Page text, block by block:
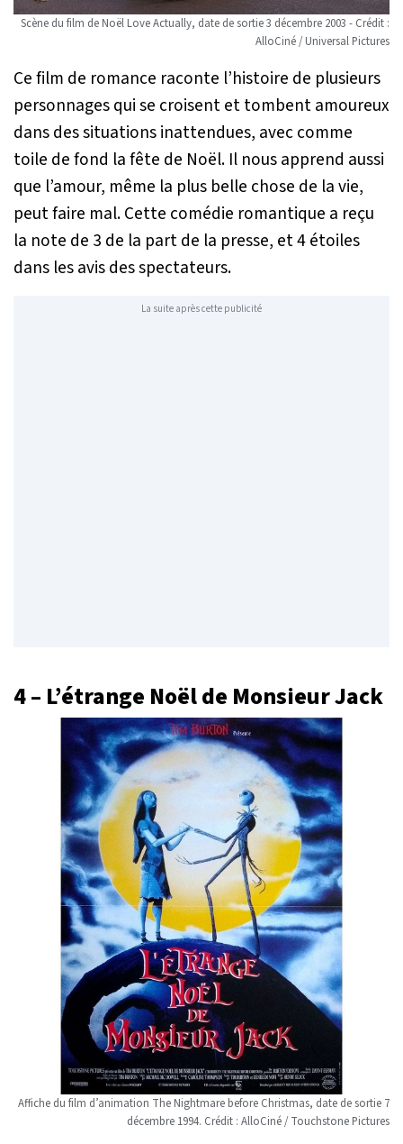
Scène du film de Noël Love Actually, date de sortie 3 décembre 2003 - Crédit :
AlloCiné / Universal Pictures
Ce film de romance raconte l’histoire de plusieurs
personnages qui se croisent et tombent amoureux
dans des situations inattendues, avec comme
toile de fond la fête de Noël. Il nous apprend aussi
que l’amour, même la plus belle chose de la vie,
peut faire mal. Cette comédie romantique a reçu
la note de 3 de la part de la presse, et 4 étoiles
dans les avis des spectateurs.
La suite après cette publicité
4 – L’étrange Noël de Monsieur Jack
Affiche du film d’animation The Nightmare before Christmas, date de sortie 7
décembre 1994. Crédit : AlloCiné / Touchstone Pictures